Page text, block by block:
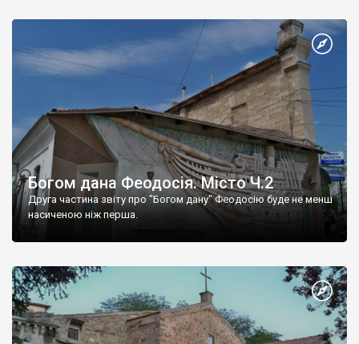
Богом дана Феодосія. Місто Ч.2
Друга частина звіту про "Богом дану" Феодосію буде не менш
насиченою ніж перша.